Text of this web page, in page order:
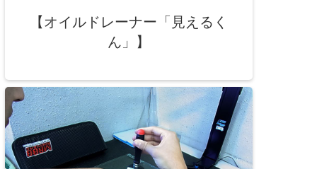
【オイルドレーナー「見えるく
ん」】